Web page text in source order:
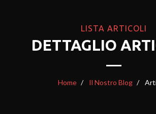
LISTA ARTICOLI
DETTAGLIO
Home Il Nostro Blog